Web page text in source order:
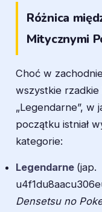
Różnica
Mitycznymi
Choć w
wszystkie
„Legendarne”, w
początku istniał
kategorie:
Legendarne (jap.
Densetsu no